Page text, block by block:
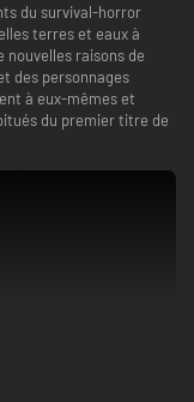
du survival-horror
terres et eaux à
raisons de
des personnages
à eux-mêmes et
du premier titre de
ce qui reste de la
une forêt surnaturelle
vient, ni pourquoi.